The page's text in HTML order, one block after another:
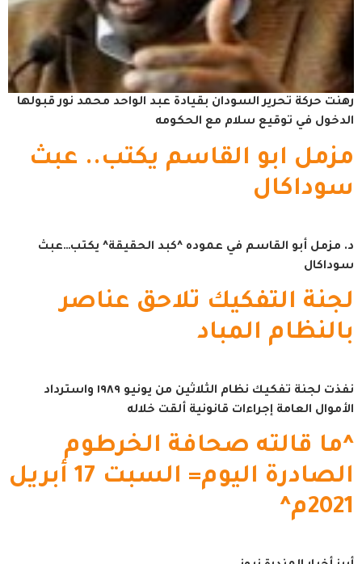
رهنت حركة تحرير السودان بقيادة عبد الواحد محمد نور قبولها
الدخول في توقيع سلام مع الحكومه
مزمل ابو القاسم يكتب.. عبث
سوداكال
د. مزمل أبو القاسم في عموده ^كبد الحقيقة^ يكتب…عبث
سوداكال
لجنة التفكيك تلاحق عناصر
بالنظام المباد
نفذت لجنة تفكيك نظام الثلاثين من يونيو ١٩٨٩ واسترداد
الأموال العامة إجراءات قانونية ألقت خلاله
^ما قالته صحافة الخرطوم
الصادرة اليوم= السبت 17 أبريل
2021م^